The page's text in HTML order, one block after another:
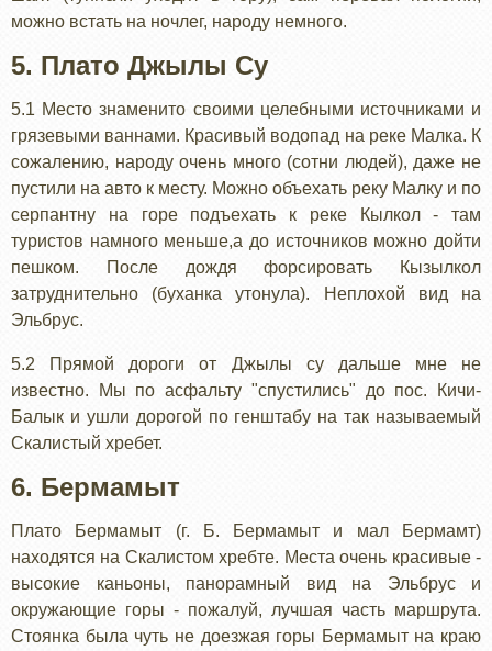
можно встать на ночлег, народу немного.
5. Плато Джылы Су
5.1 Место знаменито своими целебными источниками и
грязевыми ваннами. Красивый водопад на реке Малка. К
сожалению, народу очень много (сотни людей), даже не
пустили на авто к месту. Можно объехать реку Малку и по
серпантну на горе подъехать к реке Кылкол - там
туристов намного меньше,а до источников можно дойти
пешком. После дождя форсировать Кызылкол
затруднительно (буханка утонула). Неплохой вид на
Эльбрус.
5.2 Прямой дороги от Джылы су дальше мне не
известно. Мы по асфальту "спустились" до пос. Кичи-
Балык и ушли дорогой по генштабу на так называемый
Скалистый хребет.
6. Бермамыт
Плато Бермамыт (г. Б. Бермамыт и мал Бермамт)
находятся на Скалистом хребте. Места очень красивые -
высокие каньоны, панорамный вид на Эльбрус и
окружающие горы - пожалуй, лучшая часть маршрута.
Стоянка была чуть не доезжая горы Бермамыт на краю